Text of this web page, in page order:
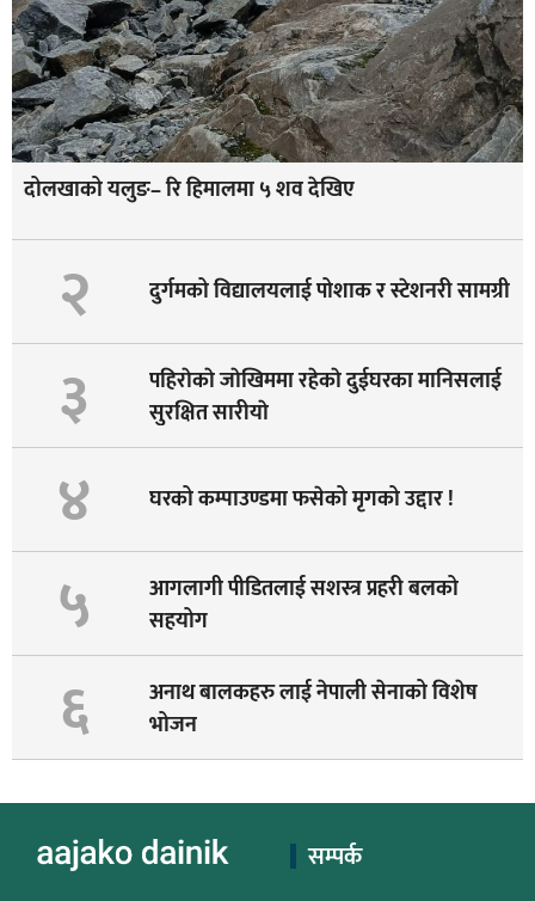
दोलखाको यलुङ– रि हिमालमा ५ शव देखिए
२ दुर्गमको विद्यालयलाई पोशाक र स्टेशनरी सामग्री
३
पहिराेकाे जाेखिममा रहेकाे दुईघरका मानिसलाई
सुरक्षित सारीयाे
४ घरको कम्पाउण्डमा फसेको मृगको उद्दार !
५
आगलागी पीडितलाई सशस्त्र प्रहरी बलको
सहयोग
६
अनाथ बालकहरु लाई नेपाली सेनाको विशेष
भोजन
सम्पर्क